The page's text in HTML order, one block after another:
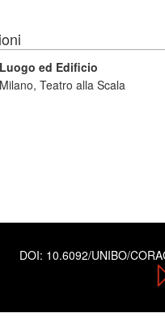
Luogo ed Edificio
Milano, Teatro alla Scala
DOI: 10.6092/UNIBO/